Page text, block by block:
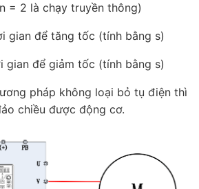
= 2 là chạy truyền thông)
gian để tăng tốc (tính bằng s)
gian để giảm tốc (tính bằng s)
pháp không loại bỏ tụ điện thì
chiều được động cơ.